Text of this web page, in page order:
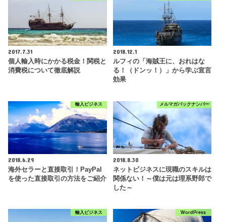
2017.7.31
個人輸入時にかかる税金！関税と
消費税について徹底解説
2018.12.1
ルフィの「海賊王に、おれはな
る！（ドンッ！）」から学ぶ宣言
効果
輸入ビジネス
2018.6.29
海外セラーと直接取引！PayPal
を使った直接取引の方法をご紹介
メルマガバックナンバー
2018.8.30
ネットビジネスに現職のスキルは
関係ない！～僕は元は理系野郎で
した～
輸入ビジネス WordPress